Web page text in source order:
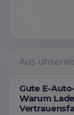
Aus
Gute E-
Warum